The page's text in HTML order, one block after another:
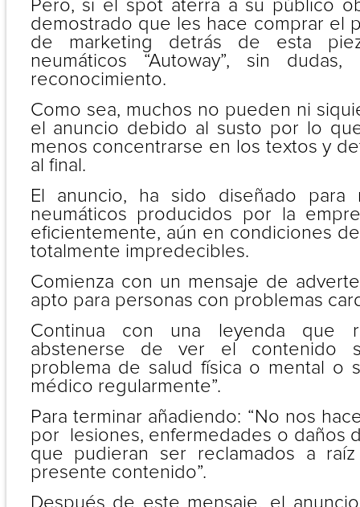
Pero, si el spot aterra a su público
demostrado que les hace comprar el
de marketing detrás de esta
neumáticos “Autoway”, sin
reconocimiento.
Como sea, muchos no pueden ni
el anuncio debido al susto por lo
menos concentrarse en los textos y
al final.
El anuncio, ha sido diseñado para
neumáticos producidos por la
eficientemente, aún en condiciones
totalmente impredecibles.
Comienza con un mensaje de
apto para personas con problemas
Continua con una leyenda que
abstenerse de ver el contenido
problema de salud física o mental o
médico regularmente”.
Para terminar añadiendo: “No nos
por lesiones, enfermedades o daños
que pudieran ser reclamados a
presente contenido”.